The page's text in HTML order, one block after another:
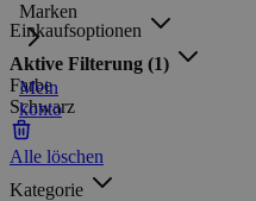
Marken
Mein
konto
Einkaufsoptionen
Aktive Filterung (1)
Farbe
Schwarz
Alle löschen
Kategorie